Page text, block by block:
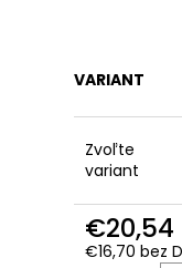
VARIANT
Zvoľte
variant
€20,54
€16,70 bez